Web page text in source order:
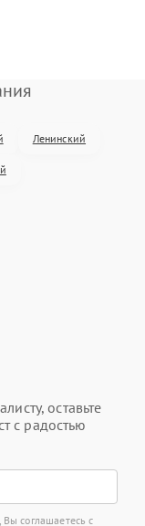
Ленинский
оставьте
с радостью
соглашаетесь с